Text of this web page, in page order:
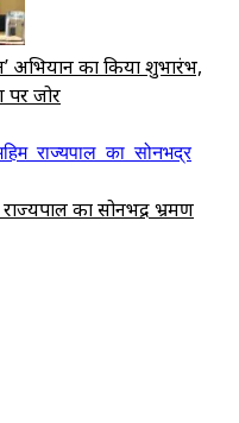
अभियान का किया शुभारंभ,
जोर
का सोनभद्र भ्रमण